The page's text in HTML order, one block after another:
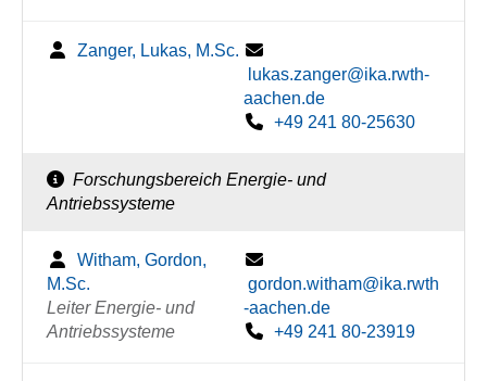
Zanger, Lukas, M.Sc.
lukas.zanger@ika.rwth-
aachen.de
+49 241 80-25630
Forschungsbereich Energie- und
Antriebssysteme
Witham, Gordon,
M.Sc.
Leiter Energie- und
Antriebssysteme
gordon.witham@ika.rwth
-aachen.de
+49 241 80-23919